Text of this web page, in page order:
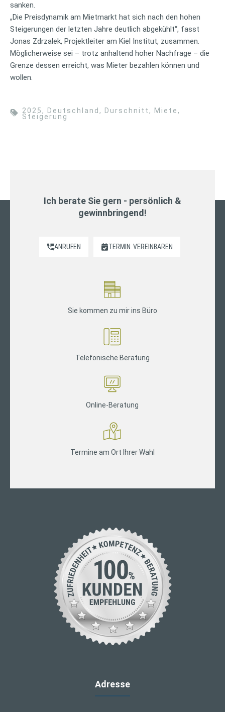
sanken.
„Die Preisdynamik am Mietmarkt hat sich nach den hohen
Steigerungen der letzten Jahre deutlich abgekühlt“, fasst
Jonas Zdrzalek, Projektleiter am Kiel Institut, zusammen.
Möglicherweise sei – trotz anhaltend hoher Nachfrage – die
Grenze dessen erreicht, was Mieter bezahlen können und
wollen.
2025, Deutschland , Durschnitt, Miete,
Steigerung
Ich berate Sie gern - persönlich &
gewinnbringend!
ANRUFEN TERMIN VEREINBAREN
Sie kommen zu mir ins Büro
Telefonische Beratung
Online-Beratung
Termine am Ort Ihrer Wahl
Adresse